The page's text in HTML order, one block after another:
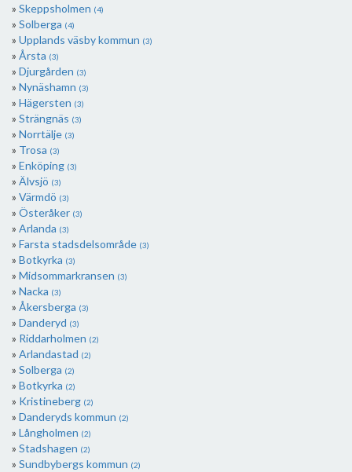
Skeppsholmen (4)
Solberga (4)
Upplands väsby kommun (3)
Årsta (3)
Djurgården (3)
Nynäshamn (3)
Hägersten (3)
Strängnäs (3)
Norrtälje (3)
Trosa (3)
Enköping (3)
Älvsjö (3)
Värmdö (3)
Österåker (3)
Arlanda (3)
Farsta stadsdelsområde (3)
Botkyrka (3)
Midsommarkransen (3)
Nacka (3)
Åkersberga (3)
Danderyd (3)
Riddarholmen (2)
Arlandastad (2)
Solberga (2)
Botkyrka (2)
Kristineberg (2)
Danderyds kommun (2)
Långholmen (2)
Stadshagen (2)
Sundbybergs kommun (2)